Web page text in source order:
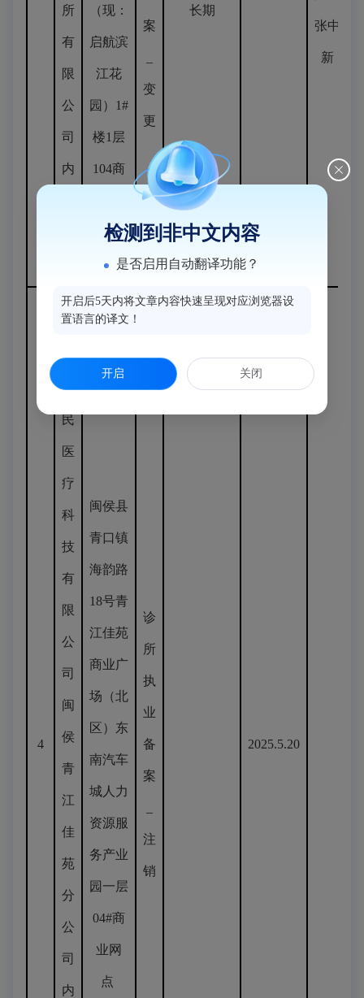
所
有
限
公
司
内
（现：
启航滨
江花
园）1#
楼1层
104商
案
变
更
长期
张中
新
4
福
州
惠
民
医
疗
科
技
有
限
公
司
闽
侯
青
江
佳
苑
分
公
司
内
闽侯县
青口镇
海韵路
18号青
江佳苑
商业广
场（北
区）东
南汽车
城人力
资源服
务产业
园一层
04#商
业网
点
诊
所
执
业
备
案
注
销
2025.5.20
检测到非中文内容
是否启用自动翻译功能？
开启后5天内将文章内容快速呈现对应浏览器设
置语言的译文！
开启 关闭